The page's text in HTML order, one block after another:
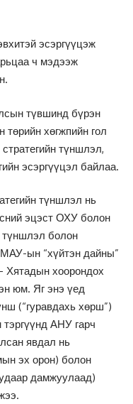
эсэргүүцэж
ч мэдээж
түвшинд бүрэн
хөгжпийн гол
түншлэл,
эсэргүүцэл байлаа.
түншлэл нь
эцэст ОХУ болон
түншлэл болон
ын “хүйтэн дайны”
Хятадын хоорондох
юм. Яг энэ үед
(“гуравдахь хөрш”)
АНУ гарч
явдал нь
эх орон) болон
дамжуулаад)